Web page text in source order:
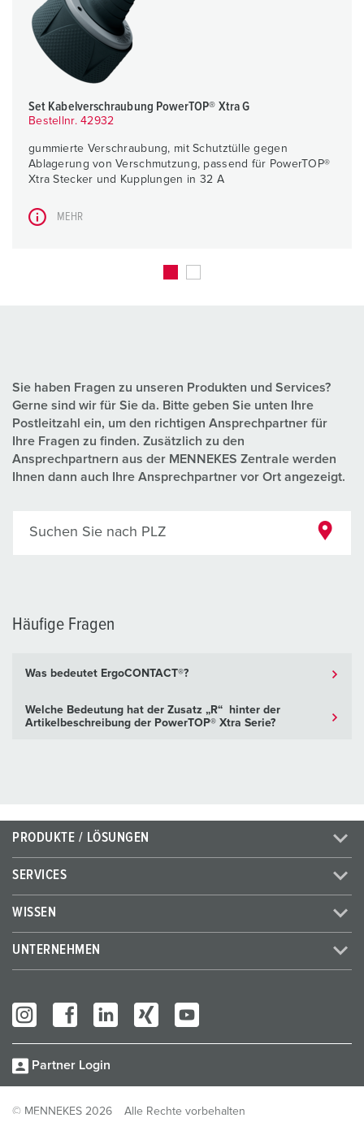
Set Kabelverschraubung PowerTOP® Xtra G
Bestellnr. 42932
gummierte Verschraubung, mit Schutztülle gegen
Ablagerung von Verschmutzung, passend für PowerTOP®
Xtra Stecker und Kupplungen in 32 A
MEHR
Sie haben Fragen zu unseren Produkten und Services?
Gerne sind wir für Sie da. Bitte geben Sie unten Ihre
Postleitzahl ein, um den richtigen Ansprechpartner für
Ihre Fragen zu finden. Zusätzlich zu den
Ansprechpartnern aus der MENNEKES Zentrale werden
Ihnen dann auch Ihre Ansprechpartner vor Ort angezeigt.
Suchen Sie nach PLZ
Häufige Fragen
Was bedeutet ErgoCONTACT®?
Welche Bedeutung hat der Zusatz „R“ hinter der
Artikelbeschreibung der PowerTOP® Xtra Serie?
PRODUKTE / LÖSUNGEN
SERVICES
WISSEN
UNTERNEHMEN
Partner Login
© MENNEKES 2026 Alle Rechte vorbehalten